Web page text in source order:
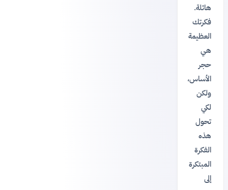
هائلة.
فكرتك
العظيمة
هي
حجر
الأساس،
ولكن
لكي
تحول
هذه
الفكرة
المبتكرة
إلى